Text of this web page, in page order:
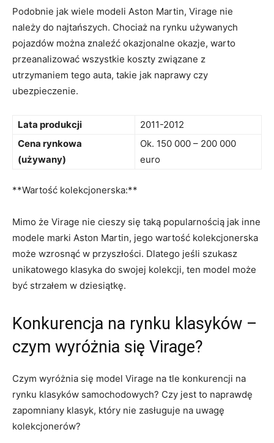
Podobnie jak wiele modeli ⁤Aston Martin, Virage nie
należy⁤ do ⁤najtańszych.​ Chociaż na rynku używanych
⁢pojazdów można ⁤znaleźć okazjonalne ⁢okazje, warto
przeanalizować ‌wszystkie koszty ⁢związane z
⁣utrzymaniem tego auta, takie jak naprawy czy
ubezpieczenie.
Lata⁢ produkcji
2011-2012
Cena rynkowa​
(używany)
Ok. 150 000 – 200 000 ​
euro
**Wartość kolekcjonerska:**⁢
Mimo ⁤że Virage nie cieszy się taką ⁢popularnością jak ‌inne
modele marki Aston ⁤Martin, jego wartość​ kolekcjonerska
może ​wzrosnąć ​w ⁢przyszłości.⁤ Dlatego jeśli szukasz
unikatowego klasyka ⁤do⁢ swojej‍ kolekcji, ten model może
być ‌strzałem⁤ w dziesiątkę.
Konkurencja na rynku klasyków⁤ –
‍czym wyróżnia się ⁢Virage?
Czym wyróżnia się ​model⁢ Virage na tle konkurencji na
rynku klasyków samochodowych? Czy jest to naprawdę
zapomniany klasyk, który nie zasługuje na uwagę⁢
kolekcjonerów?